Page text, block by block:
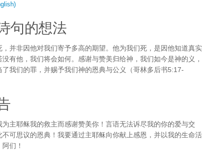
句的想法
，并非因他对我们寄予多高的期望。他为我们死，是因他知道真实
没有他，我们将会如何。感谢与赞美归给神，我们如今是神的义，
了我们的罪，并赐予我们神的恩典与公义（哥林多后书5:17-
为主耶稣我的救主而感谢赞美你！言语无法诉尽我的你的爱与交
不可思议的恩典！我要通过主耶稣向你献上感恩，并以我的生命活
们！